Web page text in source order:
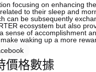
focusing on enhancing
to their sleep and
can be subsequently
ecosystem but also
sense of accomplishment
waking up a more
價格數據